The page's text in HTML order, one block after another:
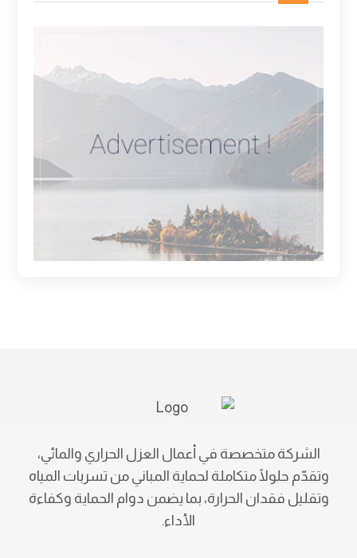
الشركة متخصصة في أعمال العزل الحراري والمائي،
وتقدّم حلولًا متكاملة لحماية المباني من تسربات المياه
وتقليل فقدان الحرارة، بما يضمن دوام الحماية وكفاءة
الأداء.